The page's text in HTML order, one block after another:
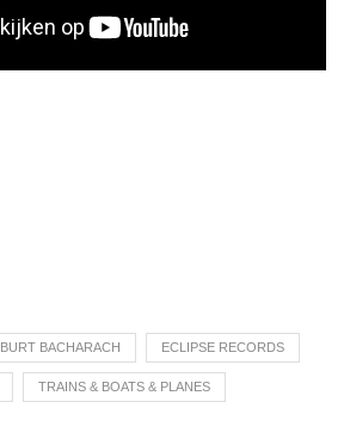
BURT BACHARACH ECLIPSE RECORDS
TRAINS & BOATS & PLANES